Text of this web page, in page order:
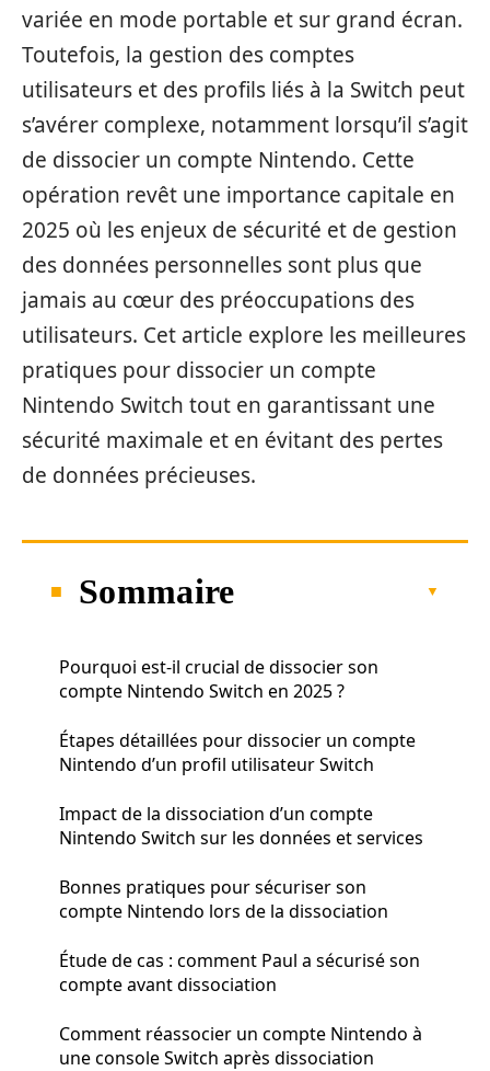
variée en mode portable et sur grand écran.
Toutefois, la gestion des comptes
utilisateurs et des profils liés à la Switch peut
s’avérer complexe, notamment lorsqu’il s’agit
de dissocier un compte Nintendo. Cette
opération revêt une importance capitale en
2025 où les enjeux de sécurité et de gestion
des données personnelles sont plus que
jamais au cœur des préoccupations des
utilisateurs. Cet article explore les meilleures
pratiques pour dissocier un compte
Nintendo Switch tout en garantissant une
sécurité maximale et en évitant des pertes
de données précieuses.
Sommaire
Pourquoi est-il crucial de dissocier son
compte Nintendo Switch en 2025 ?
Étapes détaillées pour dissocier un compte
Nintendo d’un profil utilisateur Switch
Impact de la dissociation d’un compte
Nintendo Switch sur les données et services
Bonnes pratiques pour sécuriser son
compte Nintendo lors de la dissociation
Étude de cas : comment Paul a sécurisé son
compte avant dissociation
Comment réassocier un compte Nintendo à
une console Switch après dissociation